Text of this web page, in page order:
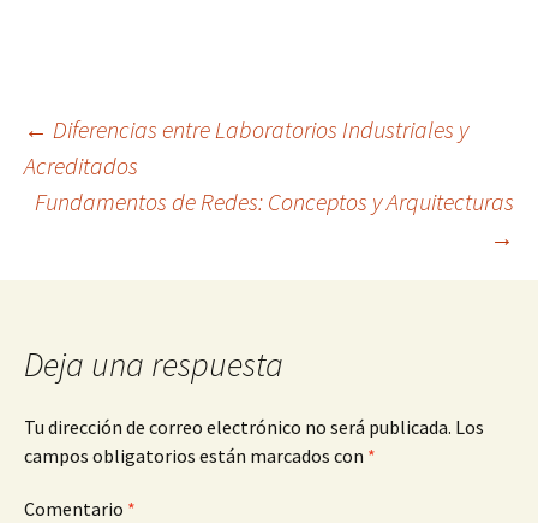
Navegación
de
entradas
← Diferencias entre Laboratorios Industriales y
Acreditados
Fundamentos de Redes: Conceptos y Arquitecturas
→
Deja una respuesta
Tu dirección de correo electrónico no será publicada. Los
campos obligatorios están marcados con *
Comentario *